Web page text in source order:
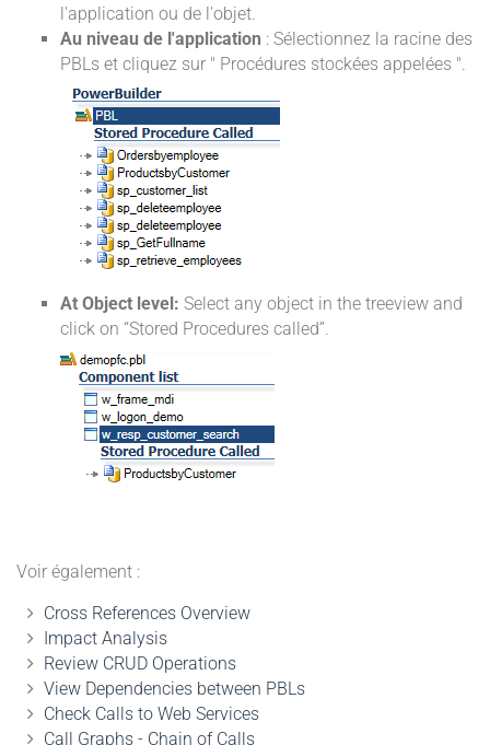
l'application ou de l'objet.
Au niveau de l'application : Sélectionnez la racine des
PBLs et cliquez sur " Procédures stockées appelées ".
At Object level: Select any object in the treeview and
click on “Stored Procedures called”.
Voir également :
Cross References Overview
Impact Analysis
Review CRUD Operations
View Dependencies between PBLs
Check Calls to Web Services
Call Graphs - Chain of Calls